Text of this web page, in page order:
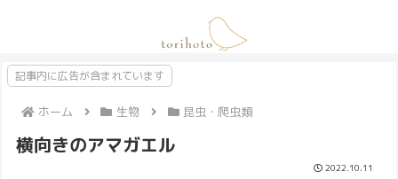
記事内に広告が含まれています
ホーム 生物 昆虫・爬虫類
横向きのアマガエル
2022.10.11